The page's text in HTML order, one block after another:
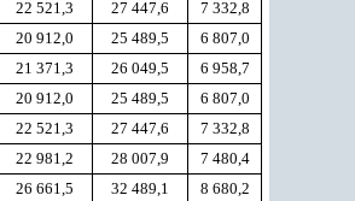
22 521,3 27 447,6
7 332,8
20 912,0 25 489,5
6 807,0
21 371,3 26 049,5
6 958,7
20 912,0 25 489,5
6 807,0
22 521,3 27 447,6
7 332,8
22 981,2 28 007,9
7 480,4
26 661,5 32 489,1
8 680,2